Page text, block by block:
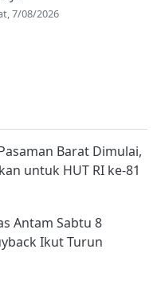
7/08/2026
Barat Dimulai,
untuk HUT RI ke-81
Antam Sabtu 8
Ikut Turun